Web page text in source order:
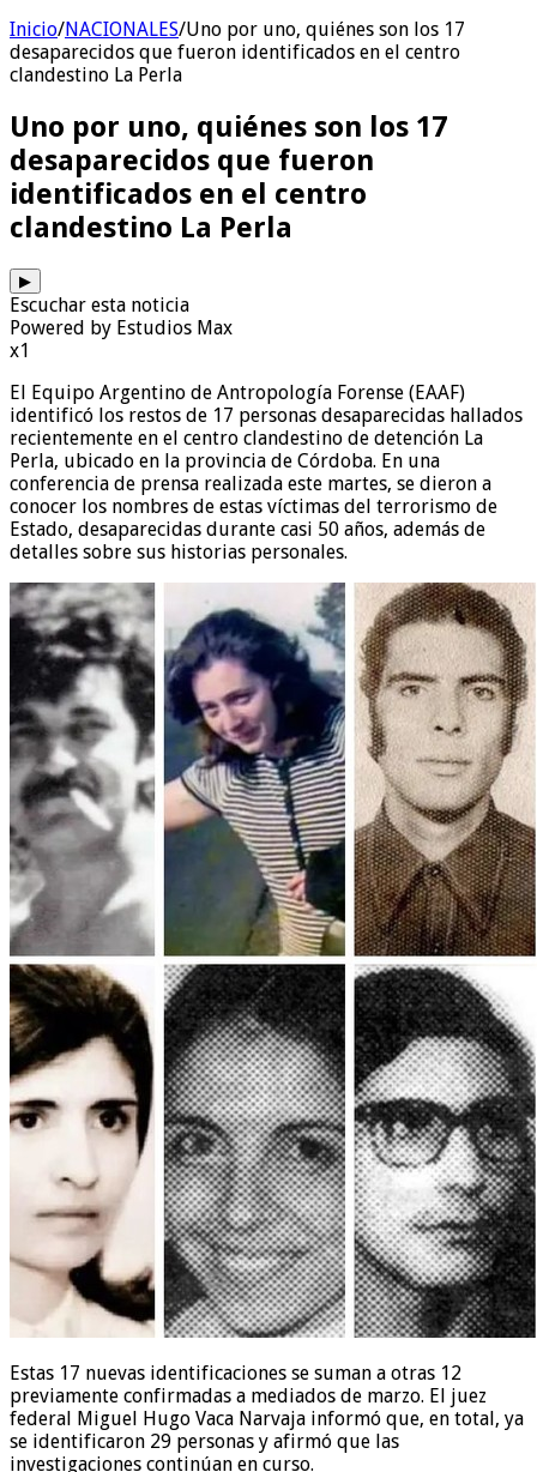
Inicio/NACIONALES/Uno por uno, quiénes son los 17
desaparecidos que fueron identificados en el centro
clandestino La Perla
Uno por uno, quiénes son los 17
desaparecidos que fueron
identificados en el centro
clandestino La Perla
▶
Escuchar esta noticia
Powered by Estudios Max
x1
El Equipo Argentino de Antropología Forense (EAAF)
identificó los restos de 17 personas desaparecidas hallados
recientemente en el centro clandestino de detención La
Perla, ubicado en la provincia de Córdoba. En una
conferencia de prensa realizada este martes, se dieron a
conocer los nombres de estas víctimas del terrorismo de
Estado, desaparecidas durante casi 50 años, además de
detalles sobre sus historias personales.
Estas 17 nuevas identificaciones se suman a otras 12
previamente confirmadas a mediados de marzo. El juez
federal Miguel Hugo Vaca Narvaja informó que, en total, ya
se identificaron 29 personas y afirmó que las
investigaciones continúan en curso.